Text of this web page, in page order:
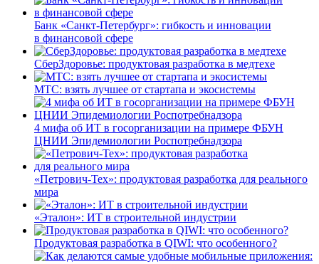
Банк «Санкт-Петербург»: гибкость и инновации
в финансовой сфере
СберЗдоровье: продуктовая разработка в медтехе
МТС: взять лучшее от стартапа и экосистемы
4 мифа об ИТ в госорганизации на примере ФБУН
ЦНИИ Эпидемиологии Роспотребнадзора
«Петрович-Тех»: продуктовая разработка для реального
мира
«Эталон»: ИТ в строительной индустрии
Продуктовая разработка в QIWI: что особенного?